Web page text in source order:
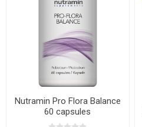
Nutramin Pro Flora Balance
60 capsules